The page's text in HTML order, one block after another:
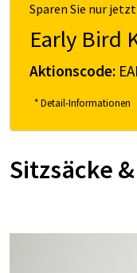
Sparen Sie nur
Early Bird
Aktionscode:
* Detail-Informationen
Sitzsäcke